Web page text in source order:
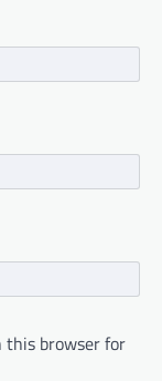
this browser for